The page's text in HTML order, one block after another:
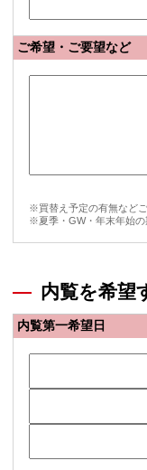
ご希望・ご要望など
※買替え予定の有無など
※夏季・GW・年末年始の
内覧を希望
内覧第一希望日